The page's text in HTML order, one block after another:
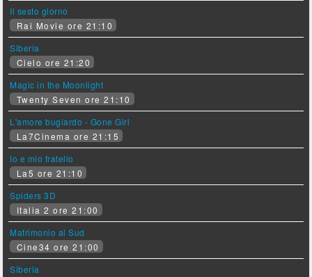
Il sesto giorno
Rai Movie ore 21:10
Siberia
Cielo ore 21:20
Magic in the Moonlight
Twenty Seven ore 21:10
L'amore bugiardo - Gone Girl
La7Cinema ore 21:15
Io e mio fratello
La5 ore 21:10
Spiders 3D
Italia 2 ore 21:00
Matrimonio al Sud
Cine34 ore 21:00
Siberia